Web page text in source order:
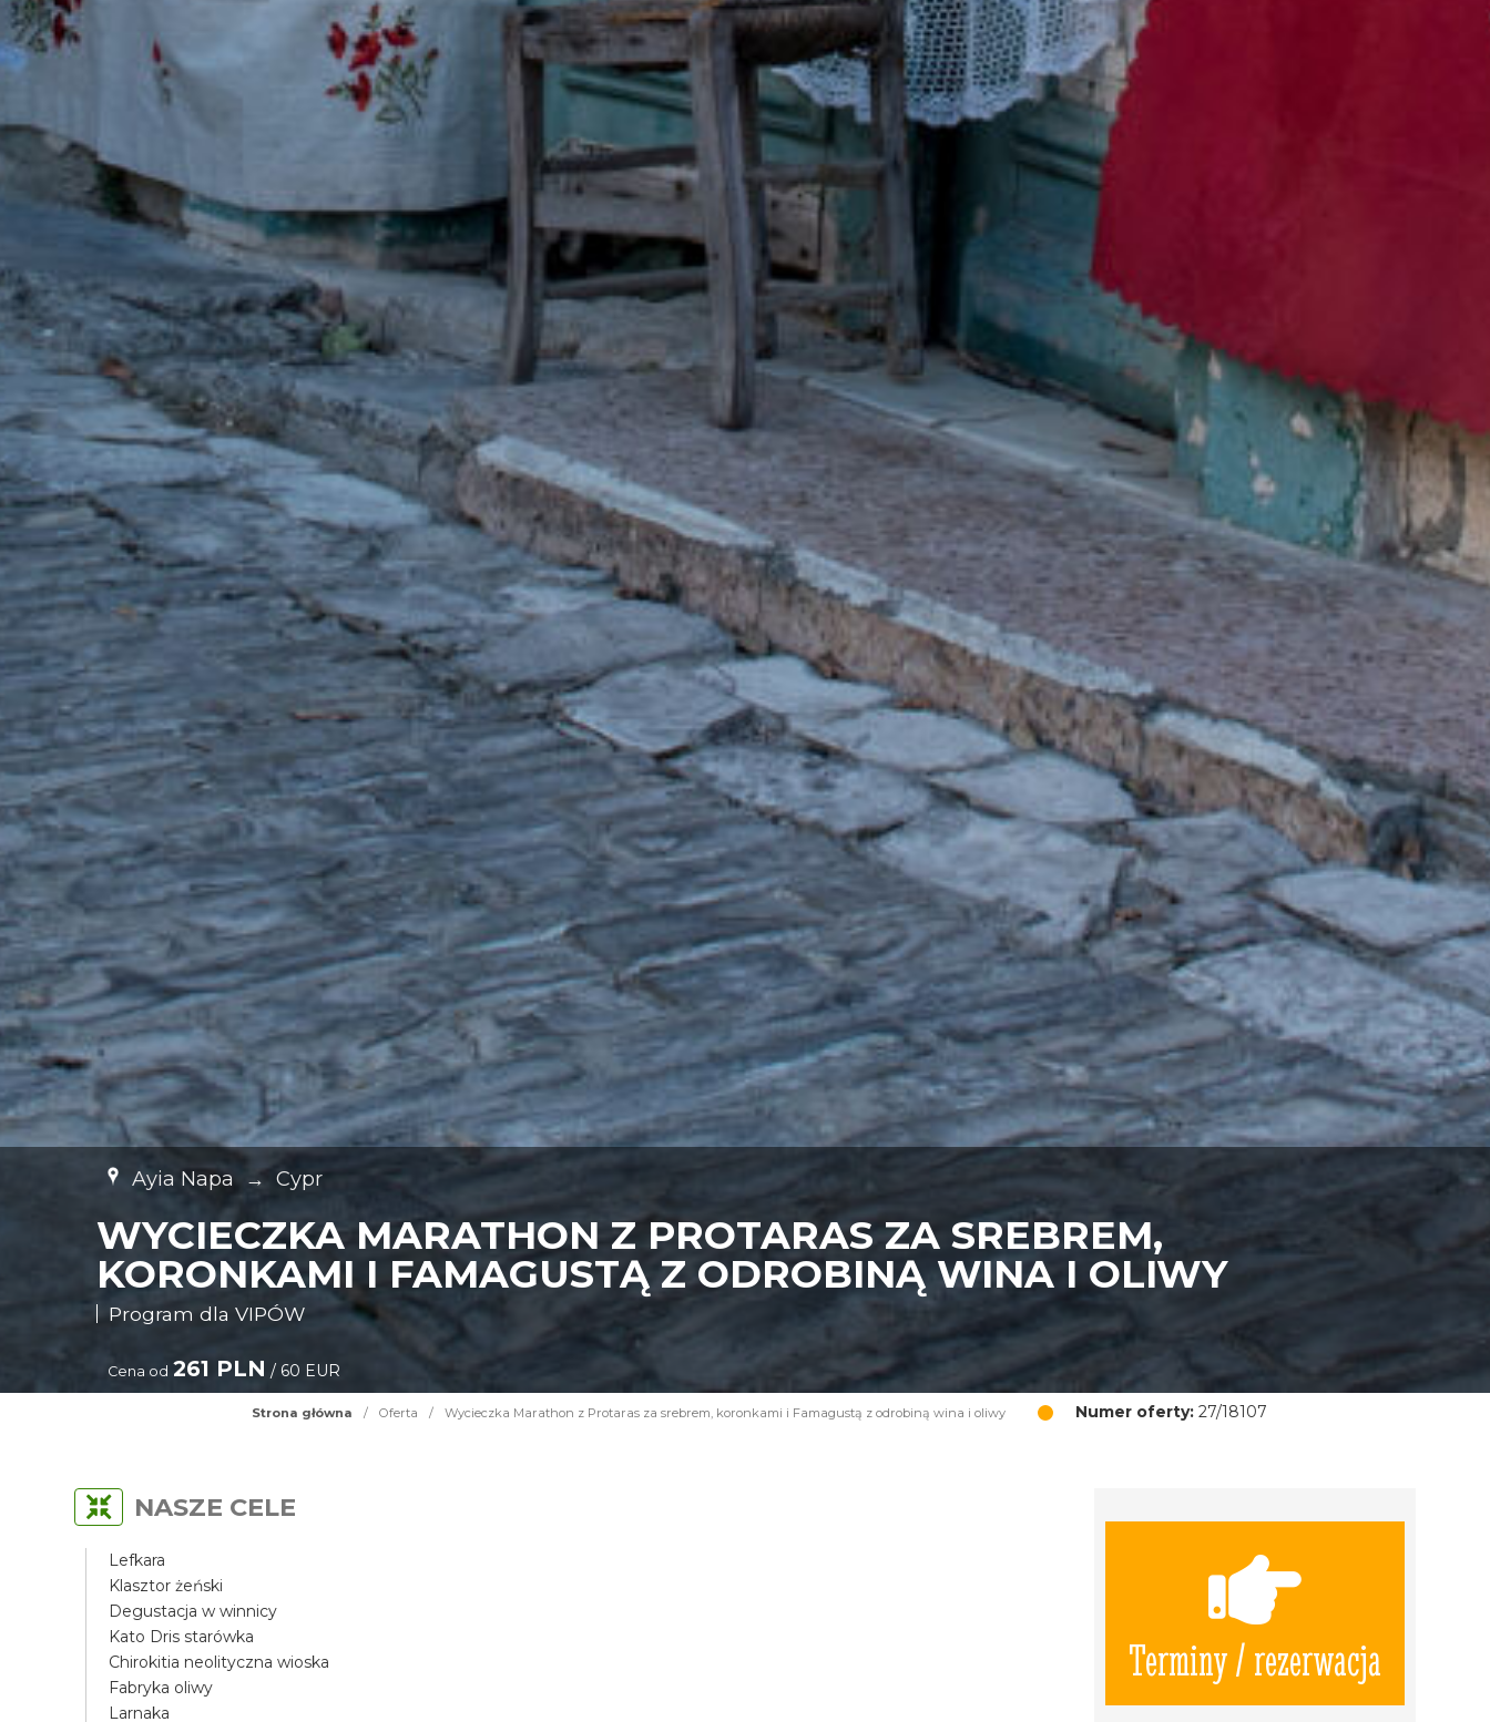
Ayia Napa → Cypr
WYCIECZKA MARATHON Z PROTARAS ZA SREBREM,
KORONKAMI I FAMAGUSTĄ Z ODROBINĄ WINA I OLIWY
Program dla VIPÓW
Cena od 261 PLN / 60 EUR
Strona główna / Oferta / Wycieczka Marathon z Protaras za srebrem, koronkami i Famagustą z odrobiną wina i oliwy Numer oferty:27/18107
Terminy / rezerwacja
NASZE CELE
Lefkara
Klasztor żeński
Degustacja w winnicy
Kato Dris starówka
Chirokitia neolityczna wioska
Fabryka oliwy
Larnaka